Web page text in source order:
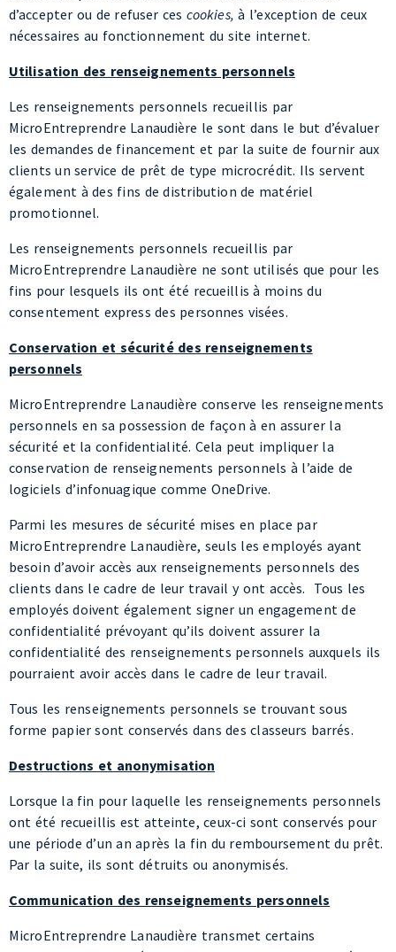
Utilisation des renseignements personnels
MicroEntreprendre Lanaudière le sont dans le but d’évaluer
clients un service de prêt de type microcrédit. Ils servent
également à des fins de distribution de matériel
promotionnel.
Les renseignements personnels recueillis par
MicroEntreprendre Lanaudière ne sont utilisés que pour les
consentement express des personnes visées.
Conservation et sécurité des renseignements
personnels
MicroEntreprendre Lanaudière conserve les renseignements
personnels en sa possession de façon à en assurer la
conservation de renseignements personnels à l’aide de
logiciels d’infonuagique comme OneDrive.
Parmi les mesures de sécurité mises en place par
MicroEntreprendre Lanaudière, seuls les employés ayant
clients dans le cadre de leur travail y ont accès. Tous les
employés doivent également signer un engagement de
confidentialité prévoyant qu’ils doivent assurer la
confidentialité des renseignements personnels auxquels ils
pourraient avoir accès dans le cadre de leur travail.
Tous les renseignements personnels se trouvant sous
forme papier sont conservés dans des classeurs barrés.
Destructions et anonymisation
Lorsque la fin pour laquelle les renseignements personnels
ont été recueillis est atteinte, ceux-ci sont conservés pour
Par la suite, ils sont détruits ou anonymisés.
Communication des renseignements personnels
MicroEntreprendre Lanaudière transmet certains
renseignements au réseau MicroEntreprendre ainsi qu’à ses
s’agit de certaines informations non-nominatives ainsi que